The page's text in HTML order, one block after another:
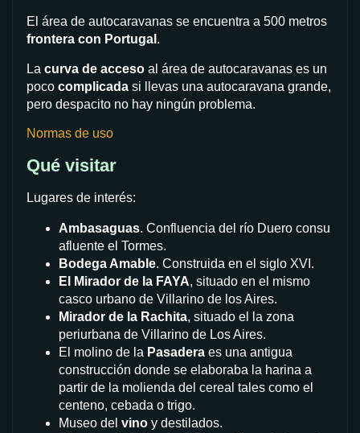
El área de autocaravanas se encuentra a 500 metros
frontera con Portugal .
La curva de acceso al área de autocaravanas es un
poco complicada si llevas una autocaravana grande,
pero despacito no hay ningún problema.
Normas de uso
Qué visitar
Lugares de interés:
Ambasaguas. Confluencia del río Duero consu
afluente el Tormes.
Bodega Amable. Construida en el siglo XVI.
El Mirador de la FAYA, situado en el mismo
casco urbano de Villarino de los Aires.
Mirador de la Rachita, situado el la zona
periurbana de Villarino de Los Aires.
El molino de la Pasadera es una antigua
construcción donde se elaboraba la harina a
partir de la molienda del cereal tales como el
centeno, cebada o trigo.
Museo del vino y destilados.